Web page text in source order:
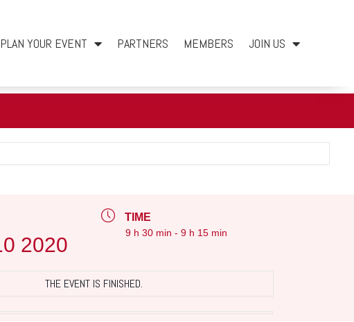
PLAN YOUR EVENT PARTNERS MEMBERS JOIN US
2020
TIME
9 h 30 min - 9 h 15 min
THE EVENT IS FINISHED.